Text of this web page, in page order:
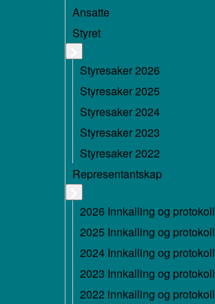
Ansatte
Styret
Styresaker 2026
Styresaker 2025
Styresaker 2024
Styresaker 2023
Styresaker 2022
Representantskap
2026 Innkalling og protokoll
2025 Innkalling og protokoll
2024 Innkalling og protokoll
2023 Innkalling og protokoll
2022 innkalling og protokoll